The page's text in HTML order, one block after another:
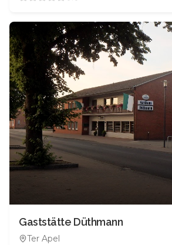
Gaststätte Düthmann
Ter Apel